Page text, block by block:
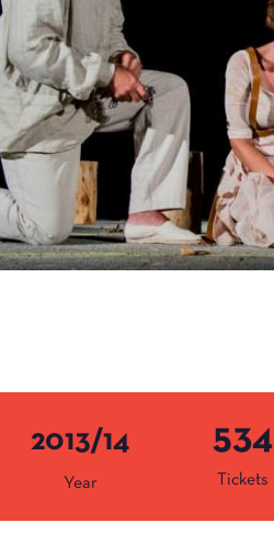
2013/14
Year Tickets
534